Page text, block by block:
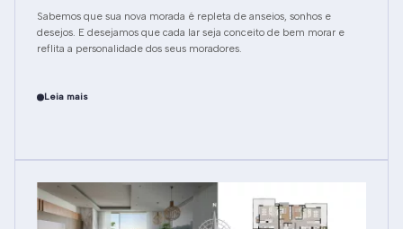
Sabemos que sua nova morada é repleta de anseios, sonhos e
desejos. E desejamos que cada lar seja conceito de bem morar e
reflita a personalidade dos seus moradores.
Leia mais